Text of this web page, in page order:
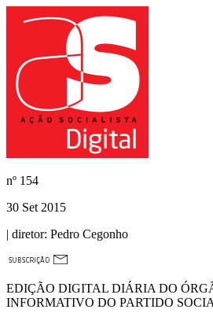
nº 154
30 Set 2015
| diretor: Pedro Cegonho
EDIÇÃO DIGITAL DIÁRIA DO
INFORMATIVO DO PARTIDO